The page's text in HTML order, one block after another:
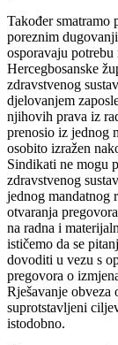
Također smatramo
poreznim
osporavaju
Hercegbosanske
zdravstvenog
djelovanjem
njihovih prava iz
prenosio iz jednog
osobito izražen
Sindikati ne mogu
zdravstvenog
jednog mandatnog
otvaranja
na radna i
ističemo da se
dovoditi u vezu s
pregovora o
Rješavanje obveza
suprotstavljeni
istodobno.